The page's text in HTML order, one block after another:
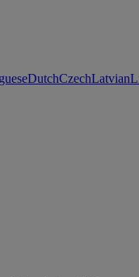
DutchCzechLatvian